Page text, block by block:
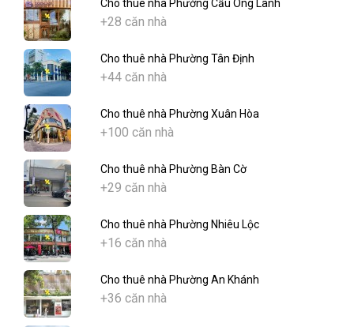
Cho thuê nhà Phường Cầu Ông Lãnh
+28 căn nhà
Cho thuê nhà Phường Tân Định
+44 căn nhà
Cho thuê nhà Phường Xuân Hòa
+100 căn nhà
Cho thuê nhà Phường Bàn Cờ
+29 căn nhà
Cho thuê nhà Phường Nhiêu Lộc
+16 căn nhà
Cho thuê nhà Phường An Khánh
+36 căn nhà